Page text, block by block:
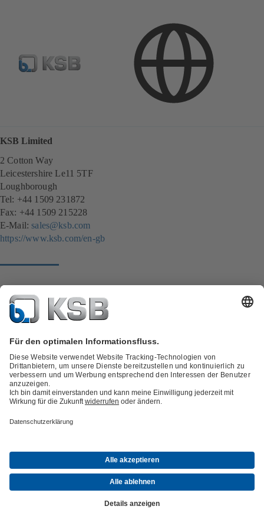
KSB Limited
2 Cotton Way
Leicestershire Le11 5TF
Loughborough
Tel: +44 1509 231872
Fax: +44 1509 215228
E-Mail:sales@ksb.com
https://www.ksb.com/en-gb
Alle KSB-Kontakte